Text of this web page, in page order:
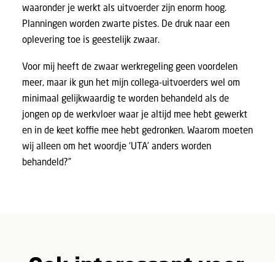
waaronder je werkt als uitvoerder zijn enorm hoog.
Planningen worden zwarte pistes. De druk naar een
oplevering toe is geestelijk zwaar.
Voor mij heeft de zwaar werkregeling geen voordelen
meer, maar ik gun het mijn collega-uitvoerders wel om
minimaal gelijkwaardig te worden behandeld als de
jongen op de werkvloer waar je altijd mee hebt gewerkt
en in de keet koffie mee hebt gedronken. Waarom moeten
wij alleen om het woordje ‘UTA’ anders worden
behandeld?”